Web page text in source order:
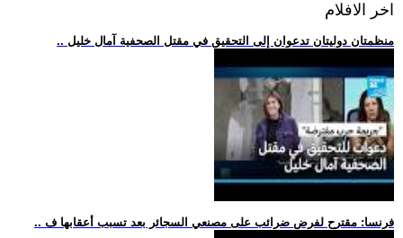
اخر الافلام
.. منظمتان دوليتان تدعوان إلى التحقيق في مقتل الصحفية آمال خليل
.. فرنسا: مقترح لفرض ضرائب على مصنعي السجائر بعد تسبب أعقابها ف